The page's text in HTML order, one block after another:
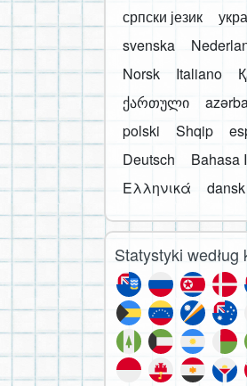
српски језик
svenska
Norsk
Italiano
ქართული
polski
Shqip
Deutsch
Bahasa
Ελληνικά
dansk
Statystyki